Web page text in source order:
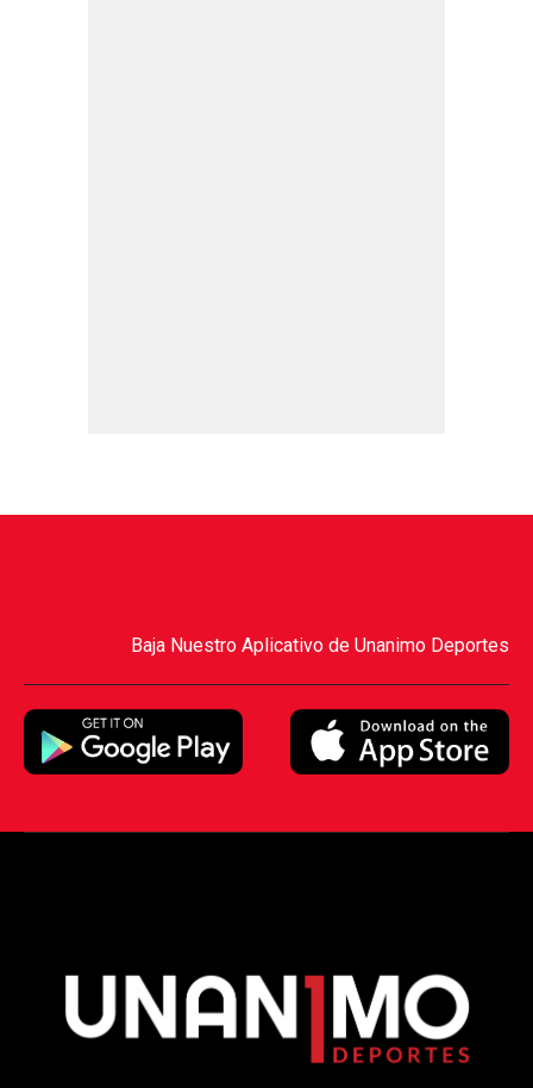
Baja Nuestro Aplicativo de Unanimo Deportes